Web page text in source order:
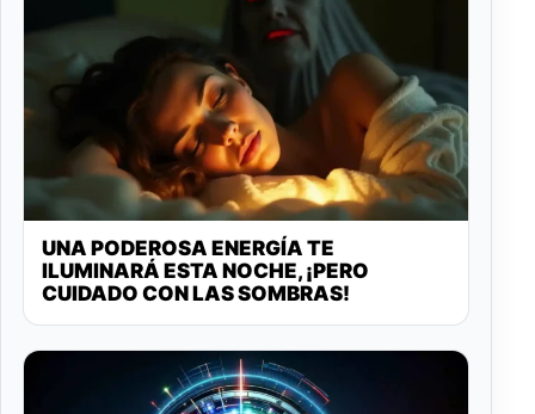
UNA PODEROSA ENERGÍA TE
ILUMINARÁ ESTA NOCHE, ¡PERO
CUIDADO CON LAS SOMBRAS!